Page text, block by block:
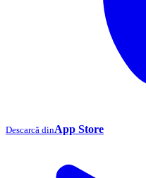
Descarcă dinApp Store